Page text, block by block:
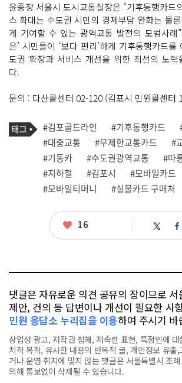
윤종장 서울시 도시교통실장은 "기후동행카드
스 확대는 수도권 시민의 경제부담 완화는 물
게 기여할 수 있는 광역교통 발전의 모범사례
은’ 시민들이 ‘보다 편리’하게 기후동행카드
도권 확장과 서비스 개선을 위한 최선의 노력
다.
문의 : 다산콜센터 02-120 (김포시 민원콜센터
기
사
관
련
태
그
태
그
#김포골드라인 #기후동행카드
#대중교통
#무제한교통카드
#
#기동카
#수도권광역교통 #따
#지하철
#김포시
#모바일카드
#모바일티머니
#실물카드 구매처
좋
16 트 페
댓글은 자유로운 의견 공유의 장이므로
제안, 건의 등 답변이나 개선이 필요한 사
민원 응답소 누리집을 이용하여 주시기 바
상업성 광고, 저작권 침해, 저속한 표현, 특정인에
치적 목적, 유사한 내용의 반복적 글, 개인정보 유출
거나 운영 취지에 맞지 않는 댓글은 서울특별시 조
의해 통보없이 삭제될 수 있습니다.